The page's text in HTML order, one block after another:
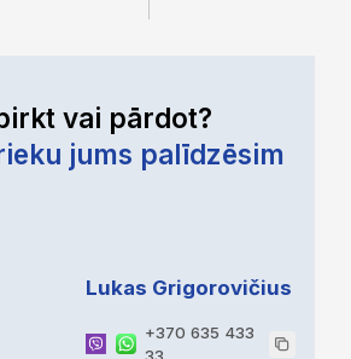
vai pārdot?
jums palīdzēsim
Lukas Grigorovičius
+370 635 433